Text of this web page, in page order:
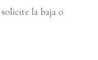
la baja o